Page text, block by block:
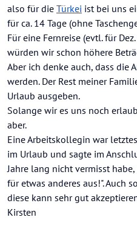
also für die Türkei ist bei uns
für ca. 14 Tage (ohne
Für eine Fernreise (evtl. für
würden wir schon höhere
Aber ich denke auch, dass die
werden. Der Rest meiner
Urlaub ausgeben.
Solange wir es uns noch
aber.
Eine Arbeitskollegin war
im Urlaub und sagte im
Jahre lang nicht vermisst
für etwas anderes aus!". Auch
diese kann sehr gut
Kirsten